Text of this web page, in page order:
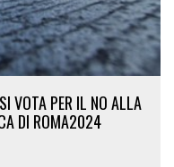
VOTA PER IL NO ALLA
DI ROMA2024